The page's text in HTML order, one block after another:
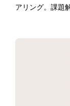
アリング。課題